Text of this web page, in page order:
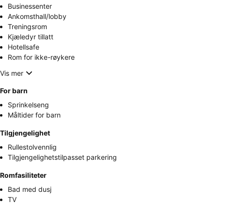
Businessenter
Ankomsthall/lobby
Treningsrom
Kjæledyr tillatt
Hotellsafe
Rom for ikke-røykere
Vis mer
For barn
Sprinkelseng
Måltider for barn
Tilgjengelighet
Rullestolvennlig
Tilgjengelighetstilpasset parkering
Romfasiliteter
Bad med dusj
TV